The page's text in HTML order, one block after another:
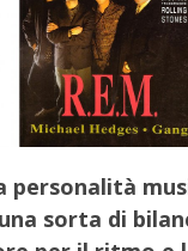
personalità
sorta di